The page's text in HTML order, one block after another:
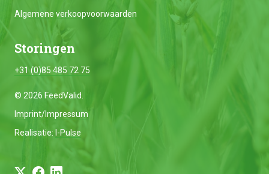
Algemene verkoopvoorwaarden
Storingen
+31 (0)85 485 72 75
© 2026 FeedValid.
Imprint/Impressum
Realisatie: I-Pulse